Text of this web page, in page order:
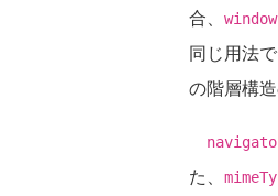
合、
window
同じ用法で
の階層構
た、